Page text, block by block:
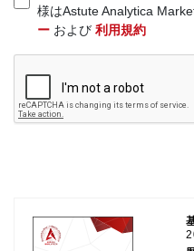
様はAstute Analytica
ーおよび 利用規約
リクエストを送